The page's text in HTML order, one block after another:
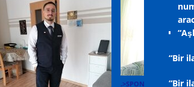
.>SPONSOR ADAYLAR
“Bir
“Bir